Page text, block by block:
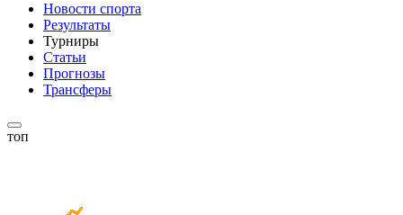
Новости спорта
Результаты
Турниры
Статьи
Прогнозы
Трансферы
топ